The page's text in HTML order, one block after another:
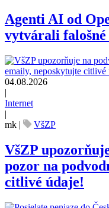
Agenti AI od
vytvárali
04.08.2026
|
Internet
|
mk | VšZP
VšZP
pozor na
citlivé údaje!